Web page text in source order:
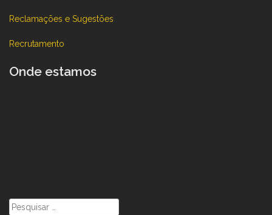
Reclamações e Sugestões
Recrutamento
Onde estamos
Pesquisar